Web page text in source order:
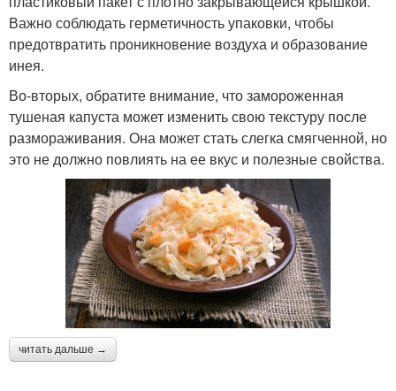
Важно соблюдать герметичность упаковки, чтобы
предотвратить проникновение воздуха и образование
инея.
Во-вторых, обратите внимание, что замороженная
тушеная капуста может изменить свою текстуру после
размораживания. Она может стать слегка смягченной, но
это не должно повлиять на ее вкус и полезные свойства.
читать дальше →